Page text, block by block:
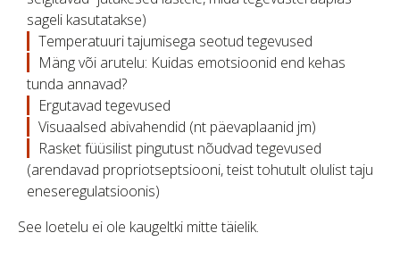
sageli kasutatakse)
Temperatuuri tajumisega seotud tegevused
Mäng või arutelu: Kuidas emotsioonid end kehas
tunda annavad?
Ergutavad tegevused
Visuaalsed abivahendid (nt päevaplaanid jm)
Rasket füüsilist pingutust nõudvad tegevused
(arendavad propriotseptsiooni, teist tohutult olulist taju
eneseregulatsioonis)
See loetelu ei ole kaugeltki mitte täielik.